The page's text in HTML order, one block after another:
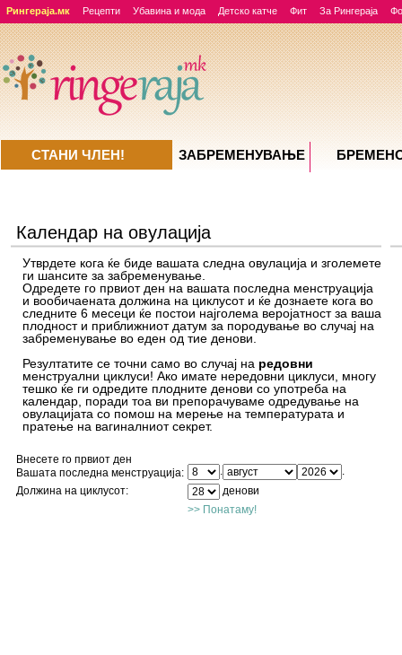
Рингераја.мк Рецепти Убавина и мода Детско катче Фит За Рингераја
Календар на овулација
Утврдете кога ќе биде вашата следна овулација и зголемете
ги шансите за забременување.
Одредете го првиот ден на вашата последна менструација
и вообичаената должина на циклусот и ќе дознаете кога во
следните 6 месеци ќе постои најголема веројатност за ваша
плодност и приближниот датум за породување во случај на
забременување во еден од тие денови.
Резултатите се точни само во случај на редовни
менструални циклуси! Ако имате нередовни циклуси, многу
тешко ќе ги одредите плодните денови со употреба на
календар, поради тоа ви препорачуваме одредување на
овулацијата со помош на мерење на температурата и
пратење на вагиналниот секрет.
Внесете го првиот ден
Вашата последна менструација:
.
.
Должина на циклусот:
денови
>>Понатаму!
СТАНИ ЧЛЕН! ЗАБРЕМЕНУВАЊE